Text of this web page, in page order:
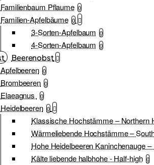
Familienbaum Pflaume 0
Familien-Apfelbäume 0
3-Sorten-Apfelbaum 0
4-Sorten-Apfelbaum 0
Beerenobst
Apfelbeeren 0
Brombeeren 0
Elaeagnus 0
Heidelbeeren 0
Klassische Hochstämme – Northern
Wärmeliebende Hochstämme –
Hohe Heidelbeeren Kaninchenauge
Kälte liebende halbhohe - Half-high 0